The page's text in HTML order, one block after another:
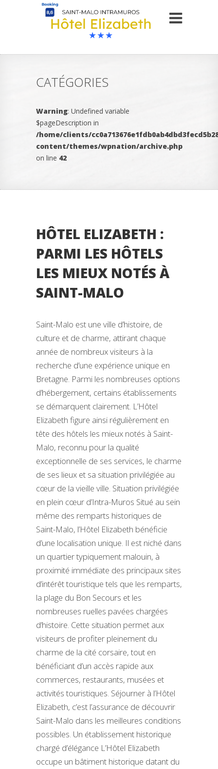
CATÉGORIES
Warning: Undefined variable
$pageDescription in
/home/clients/
content/themes/wpnation/archive.php
on line 42
HÔTEL ELIZABETH :
PARMI LES HÔTELS
LES MIEUX NOTÉS À
SAINT-MALO
Saint-Malo est une ville d’histoire, de
culture et de charme, attirant chaque
année de nombreux visiteurs à la
recherche d’une expérience unique en
Bretagne. Parmi les nombreuses options
d’hébergement, certains établissements
se démarquent clairement. L’Hôtel
Elizabeth figure ainsi régulièrement en
tête des hôtels les mieux notés à Saint-
Malo, reconnu pour la qualité
exceptionnelle de ses services, le charme
de ses lieux et sa situation privilégiée au
cœur de la vieille ville. Situation privilégiée
en plein cœur d’Intra-Muros Situé au sein
même des remparts historiques de
Saint-Malo, l’Hôtel Elizabeth bénéficie
d’une localisation unique. Il est niché dans
un quartier typiquement malouin, à
proximité immédiate des principaux sites
d’intérêt touristique tels que les remparts,
la plage du Bon Secours et les
nombreuses ruelles pavées chargées
d’histoire. Cette situation permet aux
visiteurs de profiter pleinement du
charme de la cité corsaire, tout en
bénéficiant d’un accès rapide aux
commerces, restaurants, musées et
activités touristiques. Séjourner à l’Hôtel
Elizabeth, c’est l’assurance de découvrir
Saint-Malo dans les meilleures conditions
possibles. Un établissement historique
chargé d’élégance L’Hôtel Elizabeth
occupe un bâtiment historique datant du